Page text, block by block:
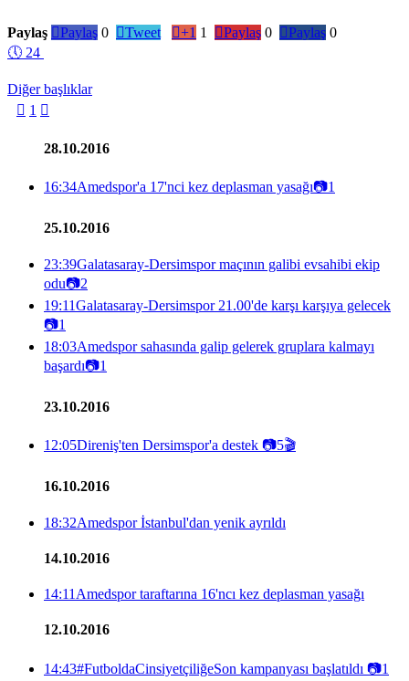
Paylaş Paylaş 0 Tweet +1 1 Paylaş 0 Paylaş 0
🕔 24
Diğer başlıklar
 1 
28.10.2016
16:34Amedspor'a 17'nci kez deplasman yasağı📷1
25.10.2016
23:39Galatasaray-Dersimspor maçının galibi evsahibi ekip
odu📷2
19:11Galatasaray-Dersimspor 21.00'de karşı karşıya gelecek
📷1
18:03Amedspor sahasında galip gelerek gruplara kalmayı
başardı📷1
23.10.2016
12:05Direniş'ten Dersimspor'a destek 📷5🎬
16.10.2016
18:32Amedspor İstanbul'dan yenik ayrıldı
14.10.2016
14:11 Amedspor taraftarına 16'ncı kez deplasman yasağı
12.10.2016
14:43#FutboldaCinsiyetçiliğeSon kampanyası başlatıldı 📷1